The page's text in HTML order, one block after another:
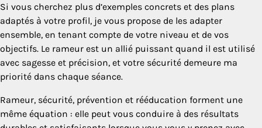
Si vous cherchez plus d’exemples concrets et des plans
adaptés à votre profil, je vous propose de les adapter
ensemble, en tenant compte de votre niveau et de vos
objectifs. Le rameur est un allié puissant quand il est utilisé
avec sagesse et précision, et votre sécurité demeure ma
priorité dans chaque séance.
Rameur, sécurité, prévention et rééducation forment une
même équation : elle peut vous conduire à des résultats